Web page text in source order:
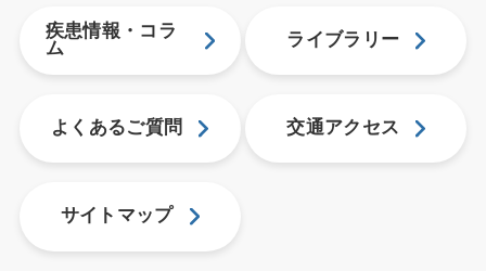
疾患情報・コラ
ム
ライブラリー
よくあるご質問 交通アクセス
サイトマップ